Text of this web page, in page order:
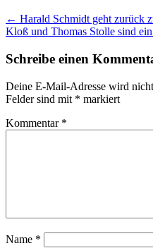
← Harald Schmidt geht zurück
Kloß und Thomas Stolle sind
Schreibe einen
Deine E-Mail-Adresse wird
Felder sind mit * markiert
Kommentar *
Name *